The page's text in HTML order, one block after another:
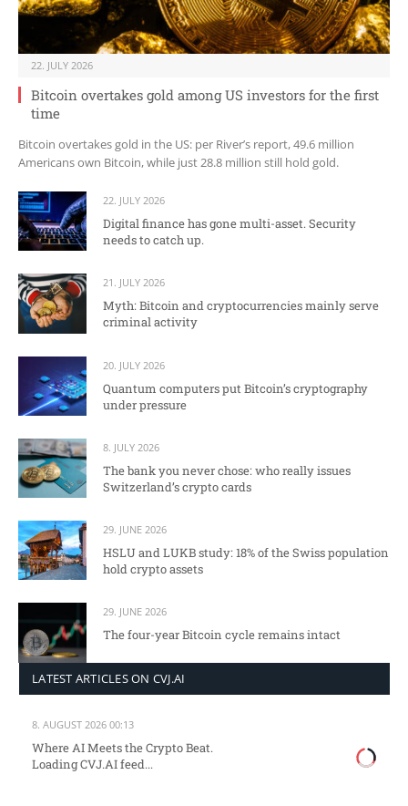
22. JULY 2026
Bitcoin overtakes gold among US investors for the first
time
Bitcoin overtakes gold in the US: per River’s report, 49.6 million
Americans own Bitcoin, while just 28.8 million still hold gold.
22. JULY 2026
Digital finance has gone multi-asset. Security
needs to catch up.
21. JULY 2026
Myth: Bitcoin and cryptocurrencies mainly serve
criminal activity
20. JULY 2026
Quantum computers put Bitcoin’s cryptography
under pressure
8. JULY 2026
The bank you never chose: who really issues
Switzerland’s crypto cards
29. JUNE 2026
HSLU and LUKB study: 18% of the Swiss population
hold crypto assets
29. JUNE 2026
The four-year Bitcoin cycle remains intact
LATEST ARTICLES ON CVJ.AI
8. AUGUST 2026 00:13
Where AI Meets the Crypto Beat.
Loading CVJ.AI feed...